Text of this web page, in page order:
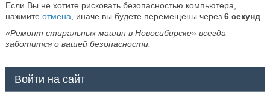
Если Вы не хотите рисковать безопасностью компьютера,
нажмите отмена , иначе вы будете перемещены через 6секунд
«Ремонт стиральных машин в Новосибирске» всегда
заботится о вашей безопасности.
Войти на сайт